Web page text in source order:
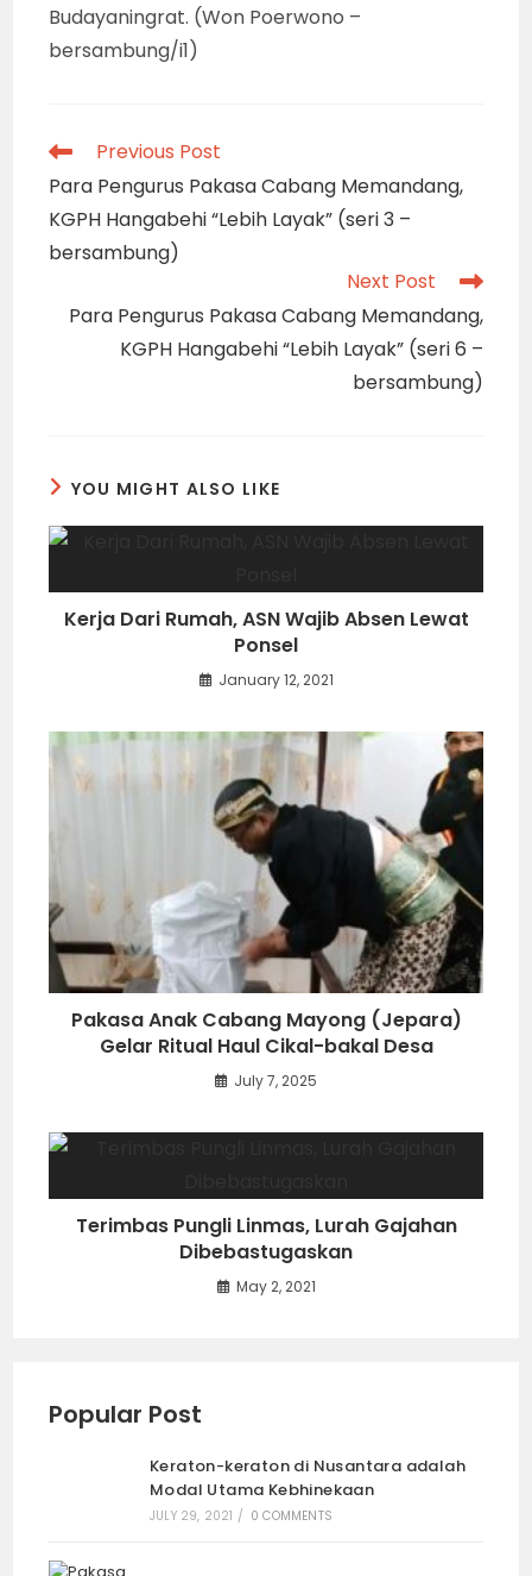
Budayaningrat. (Won Poerwono –
bersambung/i1)
Read
articles
Previous Post
Para Pengurus Pakasa Cabang Memandang,
KGPH Hangabehi “Lebih Layak” (seri 3 –
bersambung)
Next Post
Para Pengurus Pakasa Cabang Memandang,
KGPH Hangabehi “Lebih Layak” (seri 6 –
bersambung)
YOU MIGHT ALSO LIKE
Kerja Dari Rumah, ASN Wajib Absen Lewat
Ponsel
January 12, 2021
Pakasa Anak Cabang Mayong (Jepara)
Gelar Ritual Haul Cikal-bakal Desa
July 7, 2025
Terimbas Pungli Linmas, Lurah Gajahan
Dibebastugaskan
May 2, 2021
Popular Post
Keraton-keraton di Nusantara adalah
Modal Utama Kebhinekaan
JULY 29, 2021 / 0 COMMENTS